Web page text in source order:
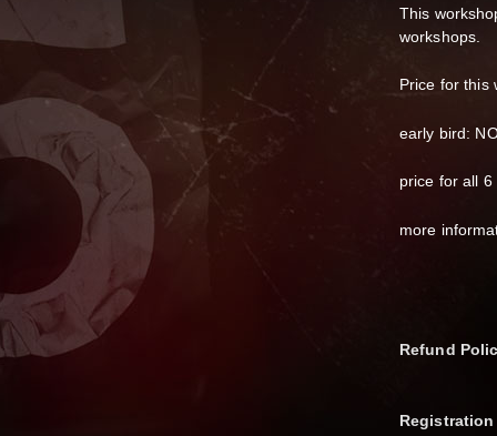
This
workshops.
Price for this
early bird:
price for all
more
Refund